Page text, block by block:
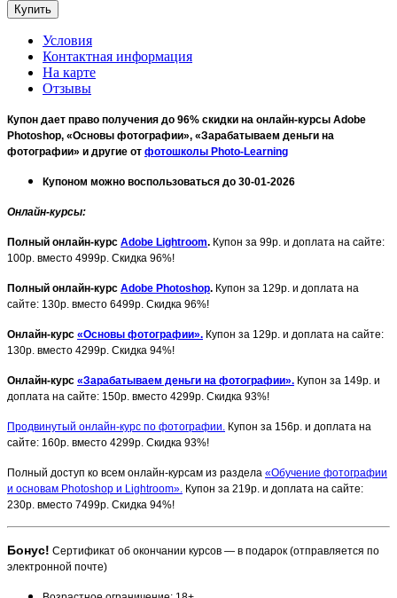
Условия
Контактная информация
На карте
Отзывы
Купон дает право получения до 96% скидки на онлайн-курсы Adobe
Photoshop, «Основы фотографии», «Зарабатываем деньги на
фотографии» и другие от фотошколы Photo-Learning
Купоном можно воспользоваться до 30-01-2026
Онлайн-курсы:
Полный онлайн-курс Adobe Lightroom. Купон за 99р. и доплата на сайте:
100р. вместо 4999р. Скидка 96%!
Полный онлайн-курс Adobe Photoshop. Купон за 129р. и доплата на
сайте: 130р. вместо 6499р. Скидка 96%!
Онлайн-курс «Основы фотографии». Купон за 129р. и доплата на сайте:
130р. вместо 4299р. Скидка 94%!
Онлайн-курс «Зарабатываем деньги на фотографии». Купон за 149р. и
доплата на сайте: 150р. вместо 4299р. Скидка 93%!
Продвинутый онлайн-курс по фотографии. Купон за 156р. и доплата на
сайте: 160р. вместо 4299р. Скидка 93%!
Полный доступ ко всем онлайн-курсам из раздела «Обучение фотографии
и основам Photoshop и Lightroom». Купон за 219р. и доплата на сайте:
230р. вместо 7499р. Скидка 94%!
Бонус! Сертификат об окончании курсов — в подарок (отправляется по
электронной почте)